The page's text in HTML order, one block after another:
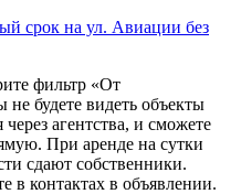
срок на ул. Авиации без
фильтр «От
не будете видеть объекты
агентства, и сможете
При аренде на сутки
сдают собственники.
контактах в объявлении.